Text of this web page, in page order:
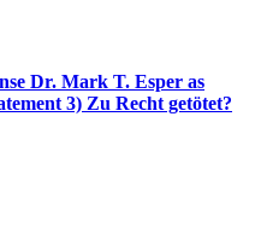
Dr. Mark T. Esper as
3) Zu Recht getötet?